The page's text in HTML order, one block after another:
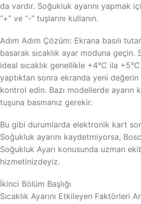
da vardır. Soğukluk ayarını yapmak
“+” ve “-” tuşlarını kullanın.
Adım Adım Çözüm: Ekrana basılı
basarak sıcaklık ayar moduna geçin.
ideal sıcaklık genellikle +4°C ila +5°C
yaptıktan sonra ekranda yeni değerin
kontrol edin. Bazı modellerde ayarın
tuşuna basmanız gerekir.
Bu gibi durumlarda elektronik kart
Soğukluk ayarını kaydetmiyorsa,
Soğukluk Ayarı konusunda uzman
hizmetinizdeyiz.
İkinci Bölüm Başlığı
Sıcaklık Ayarını Etkileyen Faktörleri